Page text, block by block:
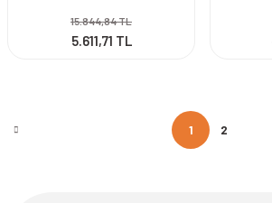
15.844,84 TL
5.611,71 TL
1 2